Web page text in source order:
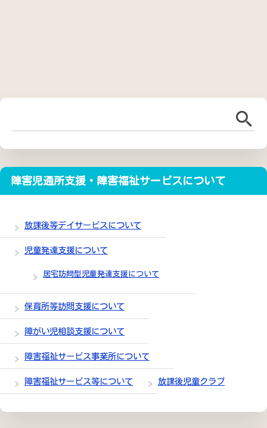
障害児通所支援・障害福祉サービスについて
放課後等デイサービスについて
児童発達支援について
居宅訪問型児童発達支援について
保育所等訪問支援について
障がい児相談支援について
障害福祉サービス事業所について
障害福祉サービス等について 放課後児童クラブ